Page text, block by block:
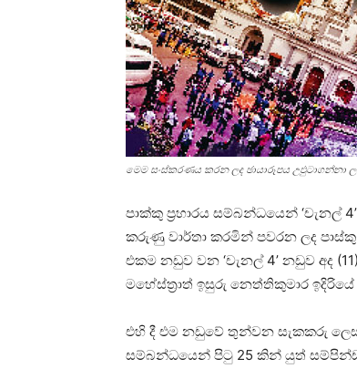
මෙම සංස්කරණය කරන ලද ඡායාරූපය උඵුටාගන්නා
පාක්කු ප්‍රහාරය සම්බන්ධයෙන් ‘චැනල්
කරුණු වාර්තා කරමින් පවරන ලද
එකම නඩුව වන ‘චැනල් 4’ නඩුව අද
මහේස්ත්‍රාත් ඉසුරු නෙත්තිකුමාර ඉදිරියේ
එහි දී එම නඩුවේ තුන්වන සැකකරු
සම්බන්ධයෙන් පිටු 25 කින් යුත්